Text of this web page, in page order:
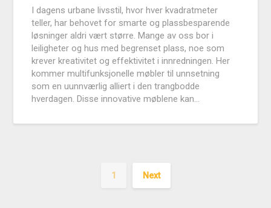
I dagens urbane livsstil, hvor hver kvadratmeter
teller, har behovet for smarte og plassbesparende
løsninger aldri vært større. Mange av oss bor i
leiligheter og hus med begrenset plass, noe som
krever kreativitet og effektivitet i innredningen. Her
kommer multifunksjonelle møbler til unnsetning
som en uunnværlig alliert i den trangbodde
hverdagen. Disse innovative møblene kan…
1 Next